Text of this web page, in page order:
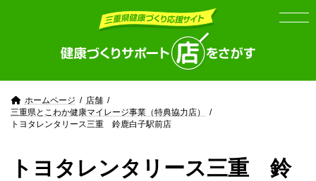
ホームページ
店舗
三重県とこわか健康マイレージ事業（特典協力店）
トヨタレンタリース三重 鈴鹿白子駅前店
トヨタレンタリース三重 鈴